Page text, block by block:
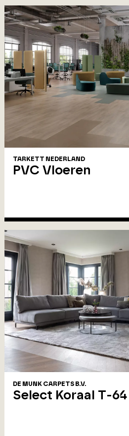
TARKETT NEDERLAND
PVC Vloeren
DE MUNK CARPETS B.V.
Select Koraal T-64